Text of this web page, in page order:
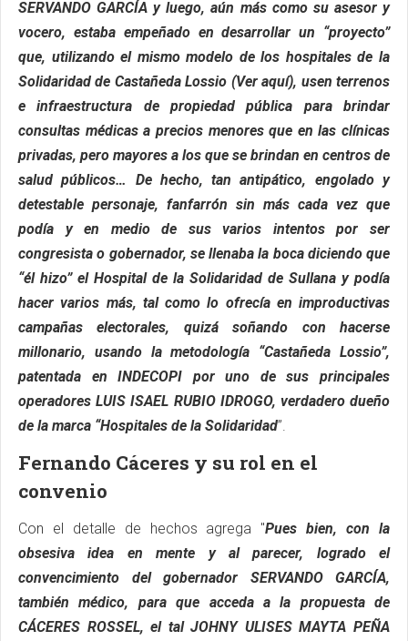
SERVANDO GARCÍA y luego, aún más como su asesor y
vocero, estaba empeñado en desarrollar un “proyecto”
que, utilizando el mismo modelo de los hospitales de la
Solidaridad de Castañeda Lossio (Ver aquí), usen terrenos
e infraestructura de propiedad pública para brindar
consultas médicas a precios menores que en las clínicas
privadas, pero mayores a los que se brindan en centros de
salud públicos… De hecho, tan antipático, engolado y
detestable personaje, fanfarrón sin más cada vez que
podía y en medio de sus varios intentos por ser
congresista o gobernador, se llenaba la boca diciendo que
“él hizo” el Hospital de la Solidaridad de Sullana y podía
hacer varios más, tal como lo ofrecía en improductivas
campañas electorales, quizá soñando con hacerse
millonario, usando la metodología “Castañeda Lossio”,
patentada en INDECOPI por uno de sus principales
operadores LUIS ISAEL RUBIO IDROGO, verdadero dueño
de la marca “Hospitales de la Solidaridad”.
Fernando Cáceres y su rol en el
convenio
Con el detalle de hechos agrega "Pues bien, con la
obsesiva idea en mente y al parecer, logrado el
convencimiento del gobernador SERVANDO GARCÍA,
también médico, para que acceda a la propuesta de
CÁCERES ROSSEL, el tal JOHNY ULISES MAYTA PEÑA